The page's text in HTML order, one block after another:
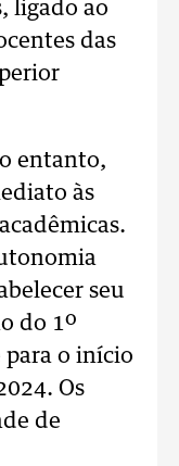
ligado ao
das
entanto,
às
seu
do 1º
para o início
Os
de